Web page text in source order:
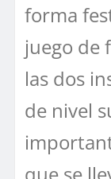
forma
juego de
las dos
de nivel
que se